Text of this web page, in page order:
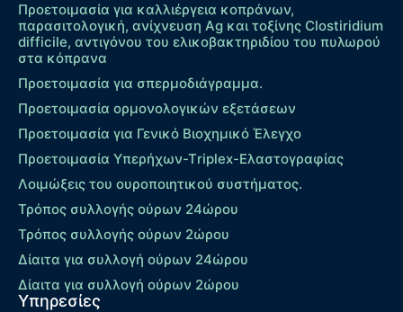
Προετοιμασία για καλλιέργεια κοπράνων,
παρασιτολογική, ανίχνευση Ag και τοξίνης Clostiridium
difficile, αντιγόνου του ελικοβακτηριδίου του πυλωρού
στα κόπρανα
Προετοιμασία για σπερμοδιάγραμμα.
Προετοιμασία ορμονολογικών εξετάσεων
Προετοιμασία για Γενικό Βιοχημικό Έλεγχο
Προετοιμασία Υπερήχων-Τriplex-Ελαστογραφίας
Λοιμώξεις του ουροποιητικού συστήματος.
Τρόπος συλλογής ούρων 24ώρου
Τρόπος συλλογής ούρων 2ώρου
Δίαιτα για συλλογή ούρων 24ώρου
Δίαιτα για συλλογή ούρων 2ώρου
Υπηρεσίες